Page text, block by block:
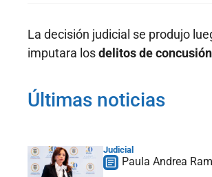
La decisión judicial se produjo
imputara losdelitos de
Últimas noticias
Judicial
Paula Andrea